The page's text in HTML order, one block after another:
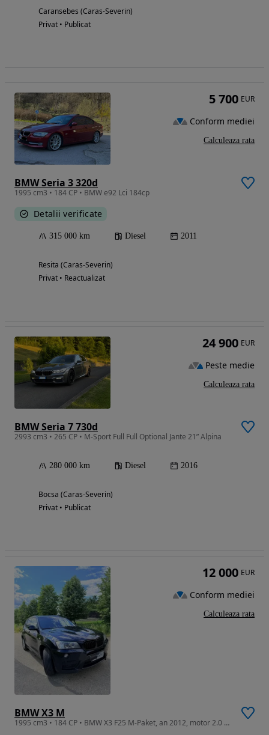
Caransebes (Caras-Severin)
Privat • Publicat
BMW Seria 3 320d
1995 cm3 • 184 CP • BMW e92 Lci 184cp
Detalii verificate
315 000 km Diesel 2011
Resita (Caras-Severin)
Privat • Reactualizat
5 700 EUR
Conform mediei
Calculeaza rata
BMW Seria 7 730d
2993 cm3 • 265 CP • M-Sport Full Full Optional Jante 21” Alpina
280 000 km Diesel 2016
Bocsa (Caras-Severin)
Privat • Publicat
24 900 EUR
Peste medie
Calculeaza rata
BMW X3 M
1995 cm3 • 184 CP • BMW X3 F25 M-Paket, an 2012, motor 2.0 diesel, 184 CP.
12 000 EUR
Conform mediei
Calculeaza rata